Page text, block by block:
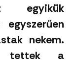
egyikük
nekem.
tettek a